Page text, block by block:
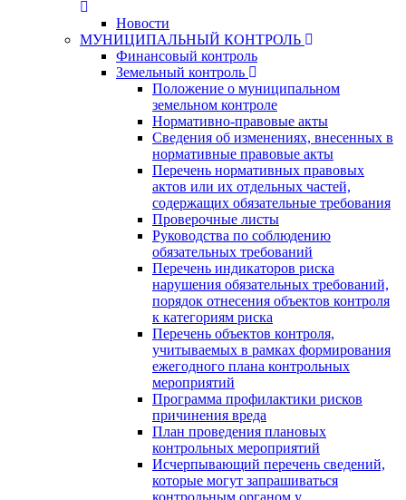
Новости
МУНИЦИПАЛЬНЫЙ КОНТРОЛЬ
Финансовый контроль
Земельный контроль
Положение о муниципальном
земельном контроле
Нормативно-правовые акты
Сведения об изменениях, внесенных в
нормативные правовые акты
Перечень нормативных правовых
актов или их отдельных частей,
содержащих обязательные требования
Проверочные листы
Руководства по соблюдению
обязательных требований
Перечень индикаторов риска
нарушения обязательных требований,
порядок отнесения объектов контроля
к категориям риска
Перечень объектов контроля,
учитываемых в рамках формирования
ежегодного плана контрольных
мероприятий
Программа профилактики рисков
причинения вреда
План проведения плановых
контрольных мероприятий
Исчерпывающий перечень сведений,
которые могут запрашиваться